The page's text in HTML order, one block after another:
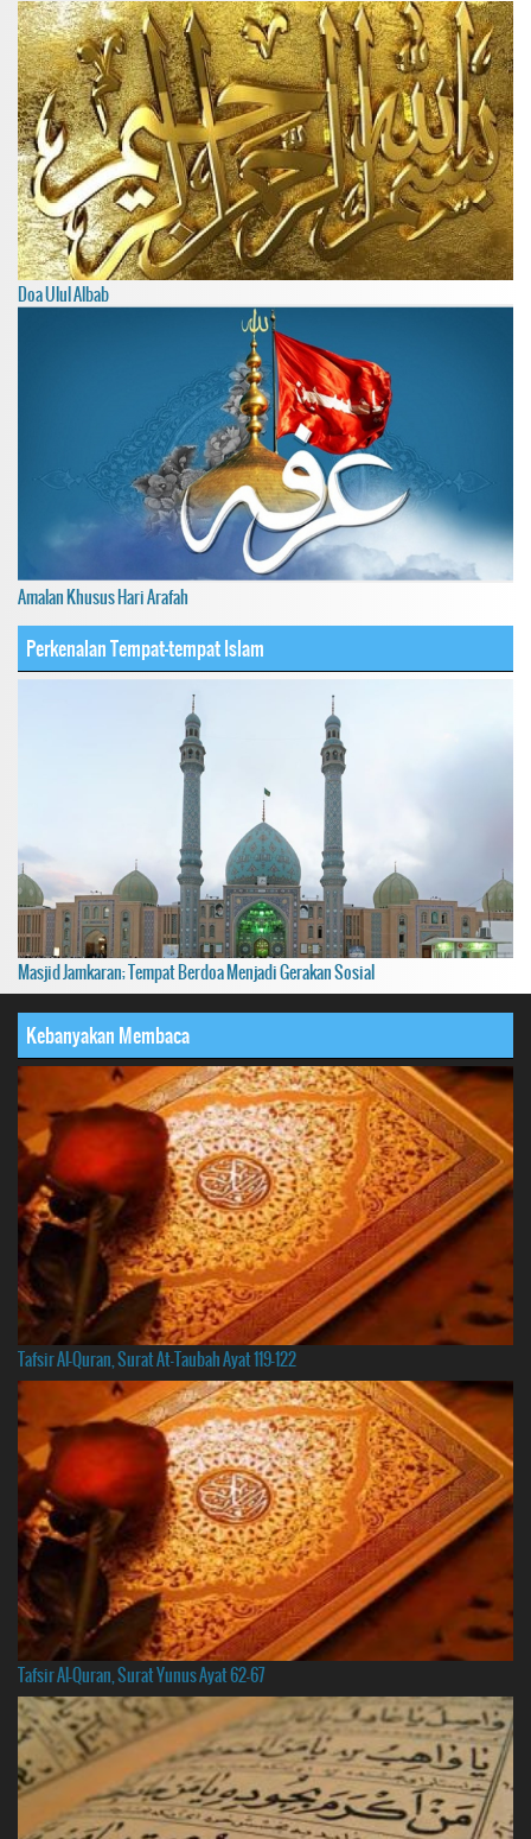
Doa Ulul Albab
Amalan Khusus Hari Arafah
Perkenalan Tempat-tempat Islam
Masjid Jamkaran; Tempat Berdoa Menjadi Gerakan Sosial
Kebanyakan Membaca
Tafsir Al-Quran, Surat At-Taubah Ayat 119-122
Tafsir Al-Quran, Surat Yunus Ayat 62-67